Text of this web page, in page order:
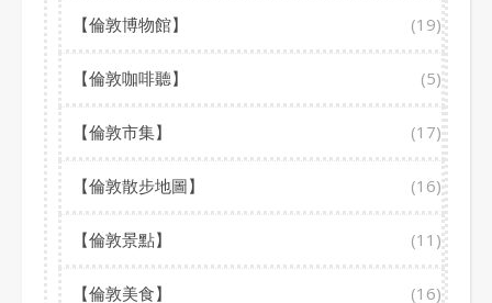
【倫敦博物館】 (19)
【倫敦咖啡聽】 (5)
【倫敦市集】 (17)
【倫敦散步地圖】 (16)
【倫敦景點】 (11)
【倫敦美食】 (16)